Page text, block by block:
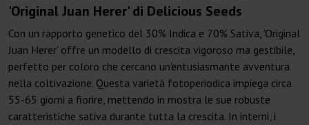
'Original Juan Herer' di Delicious Seeds
Con un rapporto genetico del 30% Indica e 70% Sativa, 'Original
Juan Herer' offre un modello di crescita vigoroso ma gestibile,
perfetto per coloro che cercano un'entusiasmante avventura
nella coltivazione. Questa varietà fotoperiodica impiega circa
55-65 giorni a fiorire, mettendo in mostra le sue robuste
caratteristiche sativa durante tutta la crescita. In interni, i